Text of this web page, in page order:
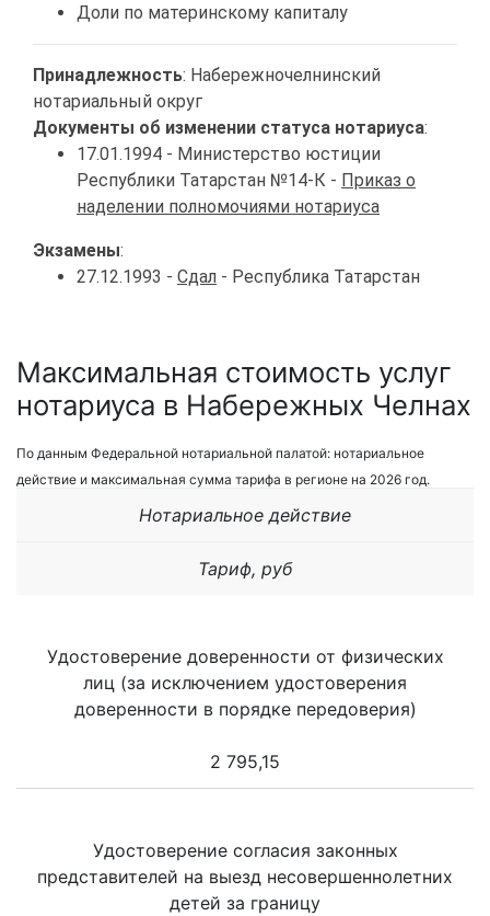
Доли по материнскому капиталу
Принадлежность: Набережночелнинский
нотариальный округ
Документы об изменении статуса нотариуса:
17.01.1994 - Министерство юстиции
Республики Татарстан №14-К - Приказ о
наделении полномочиями нотариуса
Экзамены:
27.12.1993 - Сдал - Республика Татарстан
Максимальная стоимость услуг
нотариуса в Набережных Челнах
По данным Федеральной нотариальной палатой: нотариальное
действие и максимальная сумма тарифа в регионе на 2026 год.
Нотариальное действие
Тариф, руб
Удостоверение доверенности от физических
лиц (за исключением удостоверения
доверенности в порядке передоверия)
2 795,15
Удостоверение согласия законных
представителей на выезд несовершеннолетних
детей за границу